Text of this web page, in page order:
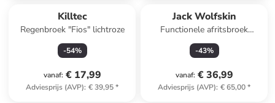
Killtec
Regenbroek "Fios" lichtroze
-54%
vanaf: € 17,99
Adviesprijs (AVP): € 39,95*
Jack Wolfskin
Functionele afritsbroek
"Safari" groen
-43%
vanaf: € 36,99
Adviesprijs (AVP): € 65,00*